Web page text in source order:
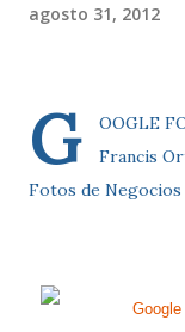
agosto 31, 2012
G
OOGLE
Francis
Fotos de Negocios